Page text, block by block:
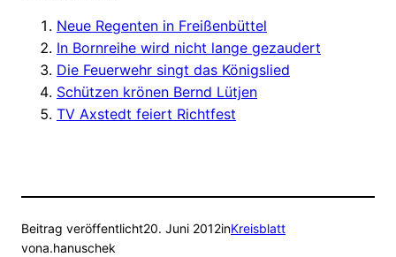
Neue Regenten in Freißenbüttel
In Bornreihe wird nicht lange gezaudert
Die Feuerwehr singt das Königslied
Schützen krönen Bernd Lütjen
TV Axstedt feiert Richtfest
Beitrag veröffentlicht20. Juni 2012inKreisblatt
vona.hanuschek